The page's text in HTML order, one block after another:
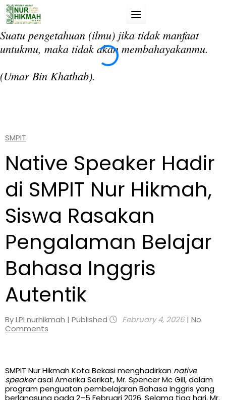
Skip
Suatu pengetahuan (ilmu) jika tidak manfaat
untukmu, maka tidak akan membahayakanmu.
(Umar Bin Khathab).
SMPIT
Native Speaker Hadir
di SMPIT Nur Hikmah,
Siswa Rasakan
Pengalaman Belajar
Bahasa Inggris
Autentik
ByLPI nurhikmah | Published February 4, 2026 | No
Comments
SMPIT Nur Hikmah Kota Bekasi menghadirkan native
speakerasal Amerika Serikat, Mr. Spencer Mc Gill, dalam
program penguatan pembelajaran Bahasa Inggris yang
berlangsung pada 2–5 Februari 2026. Selama tiga hari, Mr.